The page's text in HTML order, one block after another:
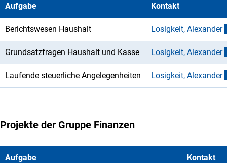
Aufgabe Kontakt
Berichtswesen Haushalt Losigkeit, Alexander
Grundsatzfragen Haushalt und Kasse Losigkeit, Alexander
Laufende steuerliche Angelegenheiten Losigkeit, Alexander
Projekte der Gruppe Finanzen
Aufgabe Kontakt